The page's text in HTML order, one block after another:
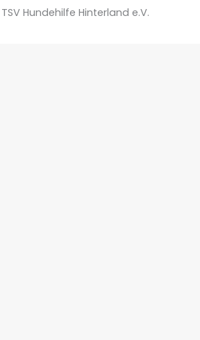
Hundehilfe Hinterland e.V.